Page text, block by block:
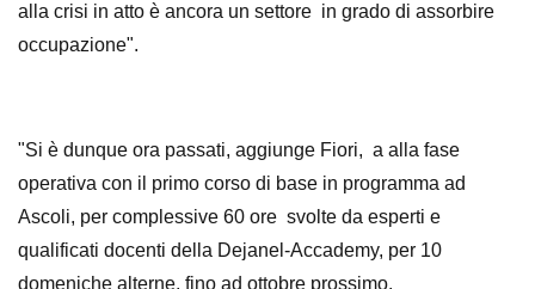
alla crisi in atto è ancora un settore in grado di assorbire
occupazione".
"Si è dunque ora passati, aggiunge Fiori, a alla fase
operativa con il primo corso di base in programma ad
Ascoli, per complessive 60 ore svolte da esperti e
qualificati docenti della Dejanel-Accademy, per 10
domeniche alterne, fino ad ottobre prossimo.